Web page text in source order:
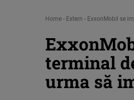
Home - Extern - ExxonMobil se
terminal
urma să